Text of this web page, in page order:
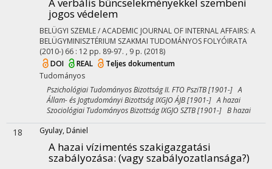
jogos védelem
BELÜGYI SZEMLE / ACADEMIC JOURNAL OF INTERNAL AFFAIRS: A
BELÜGYMINISZTÉRIUM SZAKMAI TUDOMÁNYOS FOLYÓIRATA
(2010-) 66 : 12 pp. 89-97. , 9 p. (2018)
DOI
REAL
Teljes dokumentum
Tudományos
Pszichológiai Tudományos Bizottság II. FTO PsziTB [1901-] A
Állam- és Jogtudományi Bizottság IXGJO ÁJB [1901-] A hazai
Szociológiai Tudományos Bizottság IXGJO SZTB [1901-] B hazai
18 Gyulay, Dániel
A hazai vízimentés szakigazgatási
szabályozása: (vagy szabályozatlansága?)